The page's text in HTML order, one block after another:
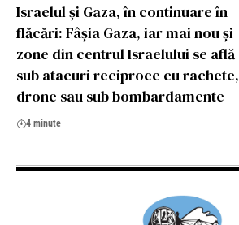
Israelul și Gaza, în continuare în
flăcări: Fâșia Gaza, iar mai nou și
zone din centrul Israelului se află
sub atacuri reciproce cu rachete,
drone sau sub bombardamente
4 minute